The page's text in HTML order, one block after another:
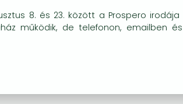
8. és 23. között a Prospero
működik, de telefonon, emailben
kat (sütiket) használunk, melyek
részére.